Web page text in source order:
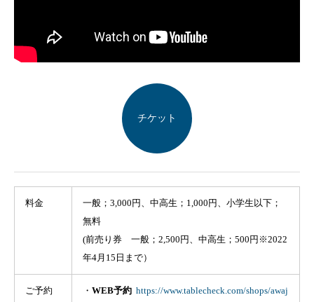
チケット
料金
一般；3,000円、中高生；1,000円、小学生以下；
無料
(前売り券 一般；2,500円、中高生；500円※2022
年4月15日まで）
ご予約 ・ WEB予約 https://www.tablecheck.com/shops/awaj